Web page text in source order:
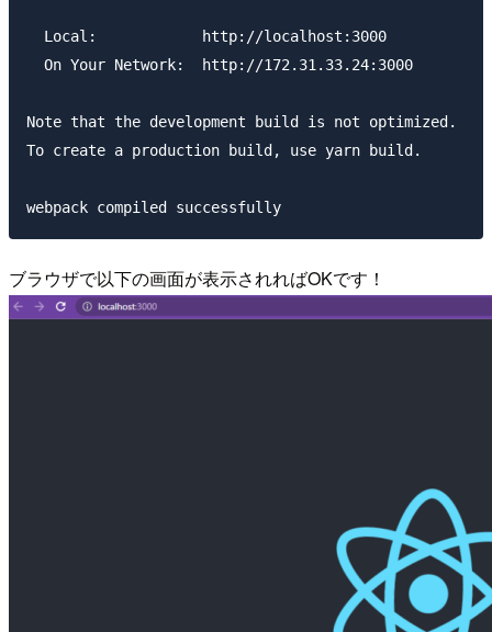
  Local:            http://localhost:3000
  On Your Network:  http://172.31.33.24:3000
Note that the development build is not optimized.
To create a production build, use yarn build.
ブラウザで以下の画面が表示されればOKです！